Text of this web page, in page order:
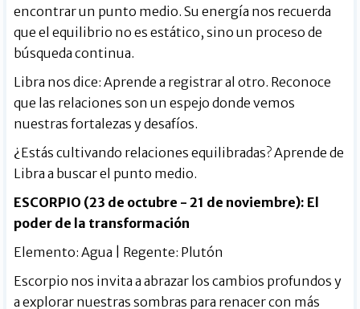
encontrar un punto medio. Su energía nos recuerda
que el equilibrio no es estático, sino un proceso de
búsqueda continua.
Libra nos dice: Aprende a registrar al otro. Reconoce
que las relaciones son un espejo donde vemos
nuestras fortalezas y desafíos.
¿Estás cultivando relaciones equilibradas? Aprende de
Libra a buscar el punto medio.
ESCORPIO (23 de octubre - 21 de noviembre): El
poder de la transformación
Elemento: Agua | Regente: Plutón
Escorpio nos invita a abrazar los cambios profundos y
a explorar nuestras sombras para renacer con más